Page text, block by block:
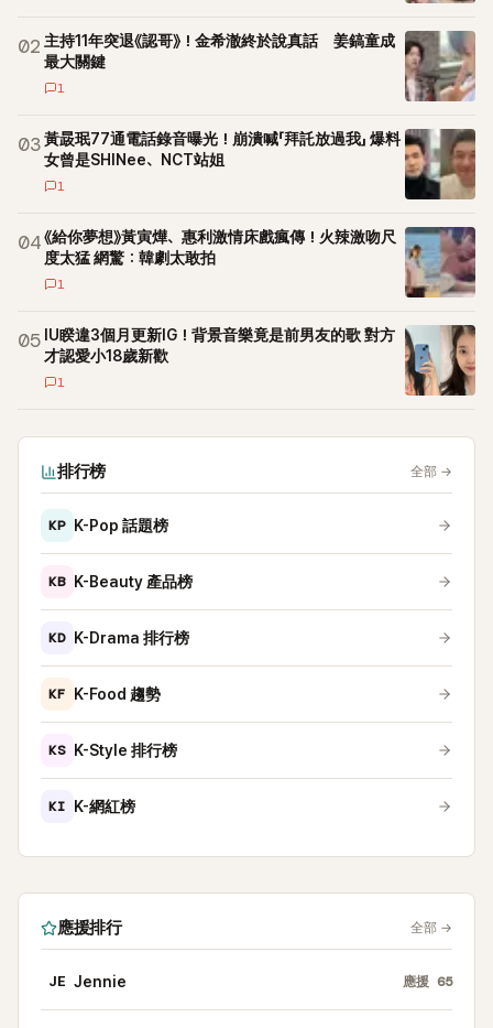
02 主持11年突退《認哥》！金希澈終於說真話 姜鎬童成
最大關鍵
1
03黃晸珉77通電話錄音曝光！崩潰喊「拜託放過我」 爆料
女曾是SHINee、NCT站姐
1
04《給你夢想》黃寅燁、惠利激情床戲瘋傳！火辣激吻尺
度太猛 網驚：韓劇太敢拍
1
05 IU睽違3個月更新IG！背景音樂竟是前男友的歌 對方
才認愛小18歲新歡
1
排行榜 全部 →
KP K-Pop 話題榜
KB K-Beauty 產品榜
KD K-Drama 排行榜
KF K-Food 趨勢
KS K-Style 排行榜
KI K-網紅榜
應援排行 全部 →
JE Jennie 應援 65